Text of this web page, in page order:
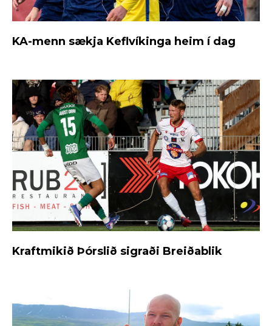
KA-menn sækja Keflvíkinga heim í dag
Kraftmikið Þórslið sigraði Breiðablik